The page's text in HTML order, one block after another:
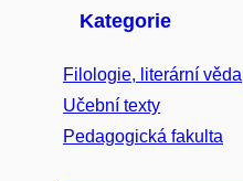
Kategorie
Filologie, literární věda
Učební texty
Pedagogická fakulta